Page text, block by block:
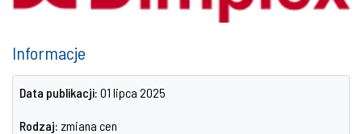
Informacje
Data publikacji: 01 lipca 2025
Rodzaj: zmiana cen